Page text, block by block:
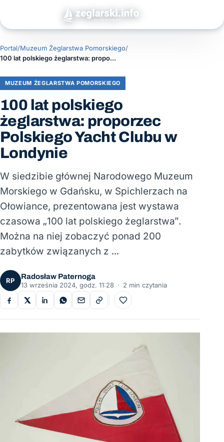
Portal/Muzeum Żeglarstwa Pomorskiego/
100 lat polskiego żeglarstwa: proporzec Polskiego Yacht Clubu w Londynie
MUZEUM ŻEGLARSTWA POMORSKIEGO
100 lat polskiego
żeglarstwa: proporzec
Polskiego Yacht Clubu w
Londynie
W siedzibie głównej Narodowego Muzeum
Morskiego w Gdańsku, w Spichlerzach na
Ołowiance, prezentowana jest wystawa
czasowa „100 lat polskiego żeglarstwa”.
Można na niej zobaczyć ponad 200
zabytków związanych z …
RP
Radosław Paternoga
13 września 2024, godz. 11:28 · 2 min czytania
Do ulubionych